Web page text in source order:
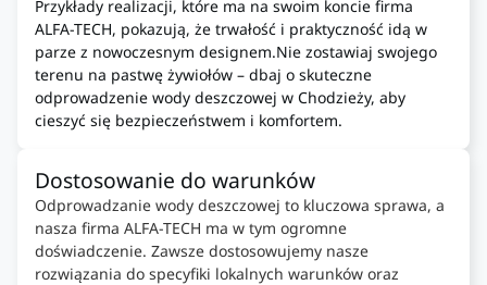
Przykłady realizacji, które ma na swoim koncie firma
ALFA-TECH, pokazują, że trwałość i praktyczność idą w
parze z nowoczesnym designem.Nie zostawiaj swojego
terenu na pastwę żywiołów – dbaj o skuteczne
odprowadzenie wody deszczowej w Chodzieży, aby
cieszyć się bezpieczeństwem i komfortem.
Dostosowanie do warunków
Odprowadzanie wody deszczowej to kluczowa sprawa, a
nasza firma ALFA-TECH ma w tym ogromne
doświadczenie. Zawsze dostosowujemy nasze
rozwiązania do specyfiki lokalnych warunków oraz